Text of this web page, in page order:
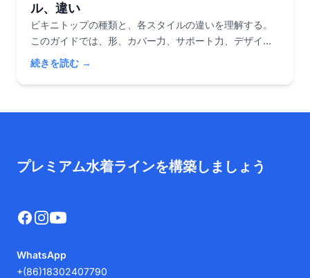
ル、違い
ビキニトップの種類と、各スタイルの違いを理解する。
このガイドでは、形、カバー力、サポート力、デザイン
における主な違いを説明し、あらゆる選択肢を自信を持
って選べるようにします。
続きを読む →
プレミアム水着ラインを構築しましょう
Facebook
Instagram
YouTube
WhatsApp
+(86)18302407790